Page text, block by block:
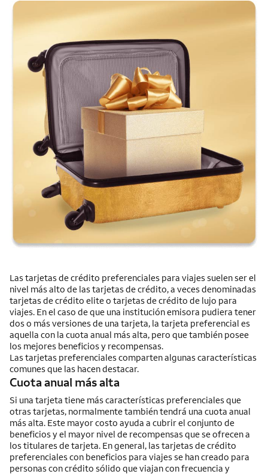
Las tarjetas de crédito preferenciales para viajes suelen ser el
nivel más alto de las tarjetas de crédito, a veces denominadas
tarjetas de crédito elite o tarjetas de crédito de lujo para
viajes. En el caso de que una institución emisora pudiera tener
dos o más versiones de una tarjeta, la tarjeta preferencial es
aquella con la cuota anual más alta, pero que también posee
los mejores beneficios y recompensas.
Las tarjetas preferenciales comparten algunas características
comunes que las hacen destacar.
Cuota anual más alta
Si una tarjeta tiene más características preferenciales que
otras tarjetas, normalmente también tendrá una cuota anual
más alta. Este mayor costo ayuda a cubrir el conjunto de
beneficios y el mayor nivel de recompensas que se ofrecen a
los titulares de tarjeta. En general, las tarjetas de crédito
preferenciales con beneficios para viajes se han creado para
personas con crédito sólido que viajan con frecuencia y